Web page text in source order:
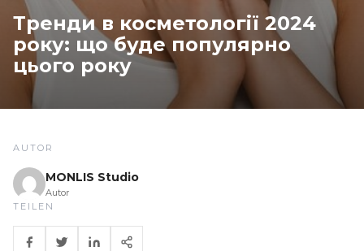
Тренди в косметології 2024
року: що буде популярно
цього року
AUTOR
MONLIS Studio
Autor
TEILEN